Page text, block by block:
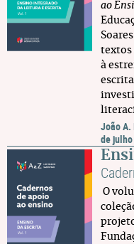
ao
textos
à
João
de
O